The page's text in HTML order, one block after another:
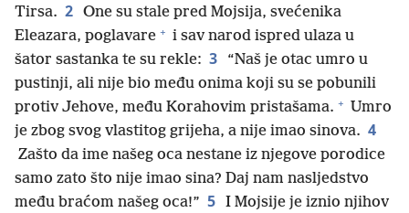
Tirsa. 2 One su stale pred Mojsija, svećenika
Eleazara, poglavare + i sav narod ispred ulaza u
šator sastanka te su rekle: 3
“Naš je otac umro u
pustinji, ali nije bio među onima koji su se pobunili
protiv Jehove, među Korahovim pristašama. + Umro
je zbog svog vlastitog grijeha, a nije imao sinova. 4
Zašto da ime našeg oca nestane iz njegove porodice
samo zato što nije imao sina? Daj nam nasljedstvo
među braćom našeg oca!” 5 I Mojsije je iznio njihov